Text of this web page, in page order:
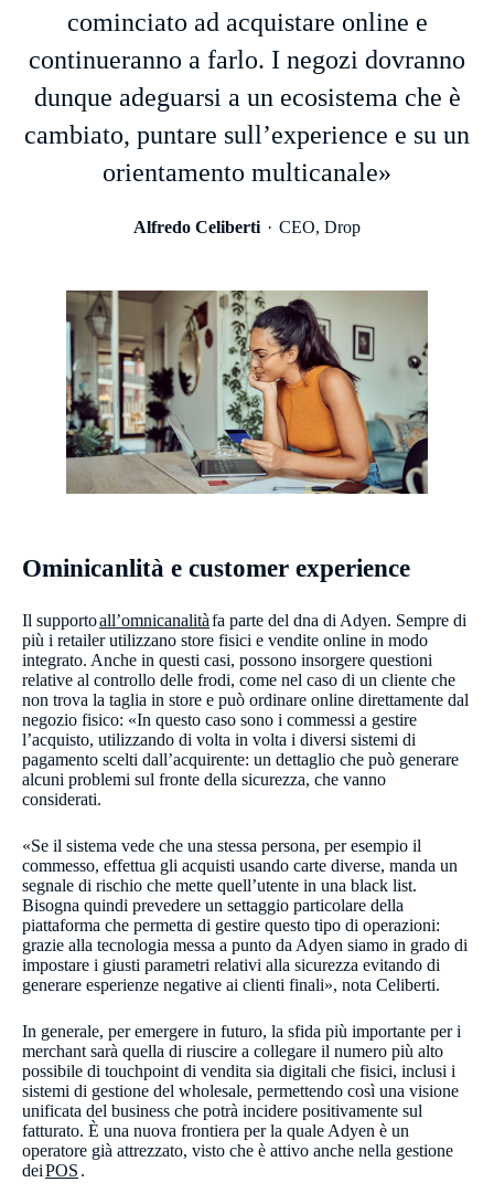
cominciato ad acquistare online e
continueranno a farlo. I negozi dovranno
dunque adeguarsi a un ecosistema che è
cambiato, puntare sull’experience e su un
orientamento multicanale»
Alfredo Celiberti CEO, Drop
Ominicanlità e customer experience
Il supportoall’omnicanalitàfa parte del dna di Adyen. Sempre di
più i retailer utilizzano store fisici e vendite online in modo
integrato. Anche in questi casi, possono insorgere questioni
relative al controllo delle frodi, come nel caso di un cliente che
non trova la taglia in store e può ordinare online direttamente dal
negozio fisico: «In questo caso sono i commessi a gestire
l’acquisto, utilizzando di volta in volta i diversi sistemi di
pagamento scelti dall’acquirente: un dettaglio che può generare
alcuni problemi sul fronte della sicurezza, che vanno
considerati.
«Se il sistema vede che una stessa persona, per esempio il
commesso, effettua gli acquisti usando carte diverse, manda un
segnale di rischio che mette quell’utente in una black list.
Bisogna quindi prevedere un settaggio particolare della
piattaforma che permetta di gestire questo tipo di operazioni:
grazie alla tecnologia messa a punto da Adyen siamo in grado di
impostare i giusti parametri relativi alla sicurezza evitando di
generare esperienze negative ai clienti finali», nota Celiberti.
In generale, per emergere in futuro, la sfida più importante per i
merchant sarà quella di riuscire a collegare il numero più alto
possibile di touchpoint di vendita sia digitali che fisici, inclusi i
sistemi di gestione del wholesale, permettendo così una visione
unificata del business che potrà incidere positivamente sul
fatturato. È una nuova frontiera per la quale Adyen è un
operatore già attrezzato, visto che è attivo anche nella gestione
deiPOS .